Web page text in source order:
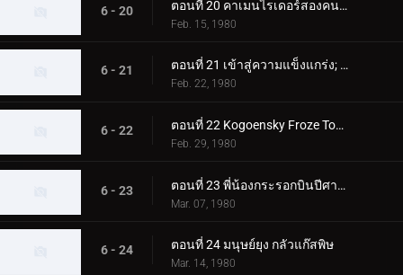
6 - 20 ตอนที่ 20 คาเมนไรเดอร์สองคนซึ่งเป็นอีกคนหนึ่ง
Feb. 15, 1980
6 - 21 ตอนที่ 21 เข้าสู่ความแข็งแกร่ง; สองคนขี่ปะทะ สัตว์ประหลาดที่น่าเกรงขามสองตัว
Feb. 22, 1980
6 - 22 ตอนที่ 22 Kogoensky Froze Tokyo 5 วินาทีที่แล้ว
Feb. 29, 1980
6 - 23 ตอนที่ 23 พี่น้องกระรอกบินปีศาจและนักขี่สองคน
Mar. 07, 1980
6 - 24 ตอนที่ 24 มนุษย์ยุง กลัวแก๊สพิษ
Mar. 14, 1980